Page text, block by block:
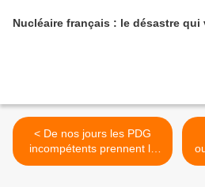
Nucléaire français : le désastre qui
< De nos jours les PDG
incompétents prennent la
porte avec le jackpot